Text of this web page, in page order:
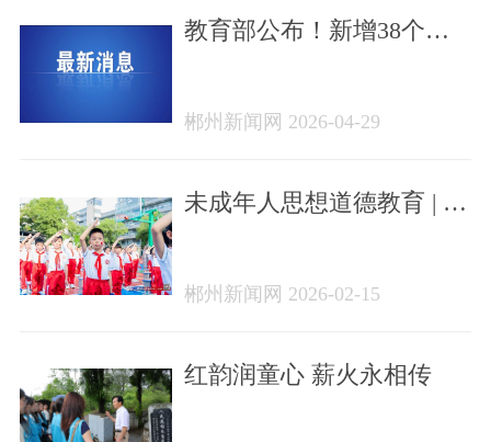
教育部公布！新增38个本
郴州新闻网 2026-04-29
未成年人思想道德教育 | 铸
成年人思想道德建设工作
郴州新闻网 2026-02-15
红韵润童心 薪火永相传